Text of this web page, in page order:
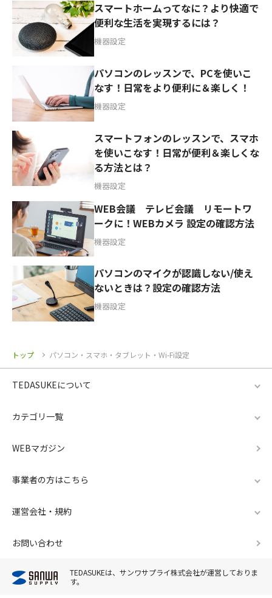
スマートホームってなに？より快適で
便利な生活を実現するには？
機器設定
パソコンのレッスンで、PCを使いこ
なす！日常をより便利に＆楽しく！
機器設定
スマートフォンのレッスンで、スマホ
を使いこなす！日常が便利＆楽しくな
る方法とは？
機器設定
WEB会議 テレビ会議 リモートワ
ークに！WEBカメラ 設定の確認方法
機器設定
パソコンのマイクが認識しない/使え
ないときは？設定の確認方法
機器設定
トップ パソコン・スマホ・タブレット・Wi-Fi設定
TEDASUKEについて
カテゴリ一覧
WEBマガジン
事業者の方はこちら
運営会社・規約
お問い合わせ
TEDASUKEは、サンワサプライ株式会社が運営しておりま
す。